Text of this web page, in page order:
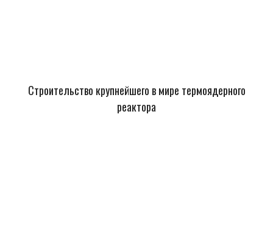
Строительство крупнейшего в мире термоядерного
реактора